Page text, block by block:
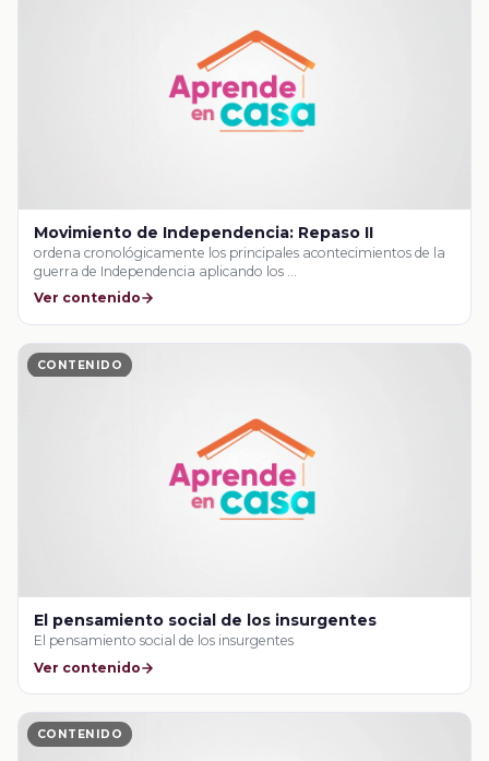
Movimiento de Independencia: Repaso II
ordena cronológicamente los principales acontecimientos de la
guerra de Independencia aplicando los …
Ver contenido
CONTENIDO
El pensamiento social de los insurgentes
El pensamiento social de los insurgentes
Ver contenido
CONTENIDO